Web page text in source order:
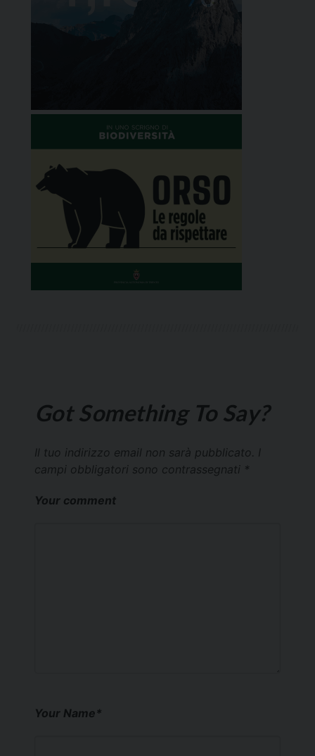
Got Something To Say?
Il tuo indirizzo email non sarà pubblicato. I
campi obbligatori sono contrassegnati *
Your comment
Your Name *